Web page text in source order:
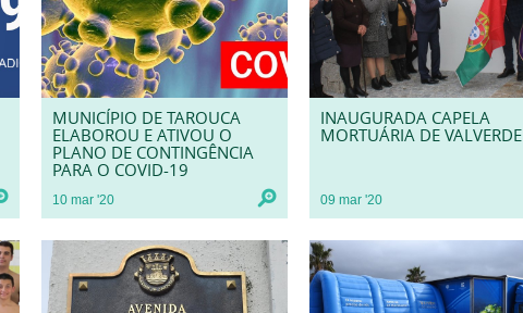
MUNICÍPIO DE TAROUCA
ELABOROU E ATIVOU O
PLANO DE CONTINGÊNCIA
PARA O COVID-19
10 mar '20
INAUGURADA CAPELA
MORTUÁRIA DE VALVERDE
09 mar '20